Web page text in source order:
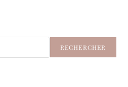
RECHERCHER